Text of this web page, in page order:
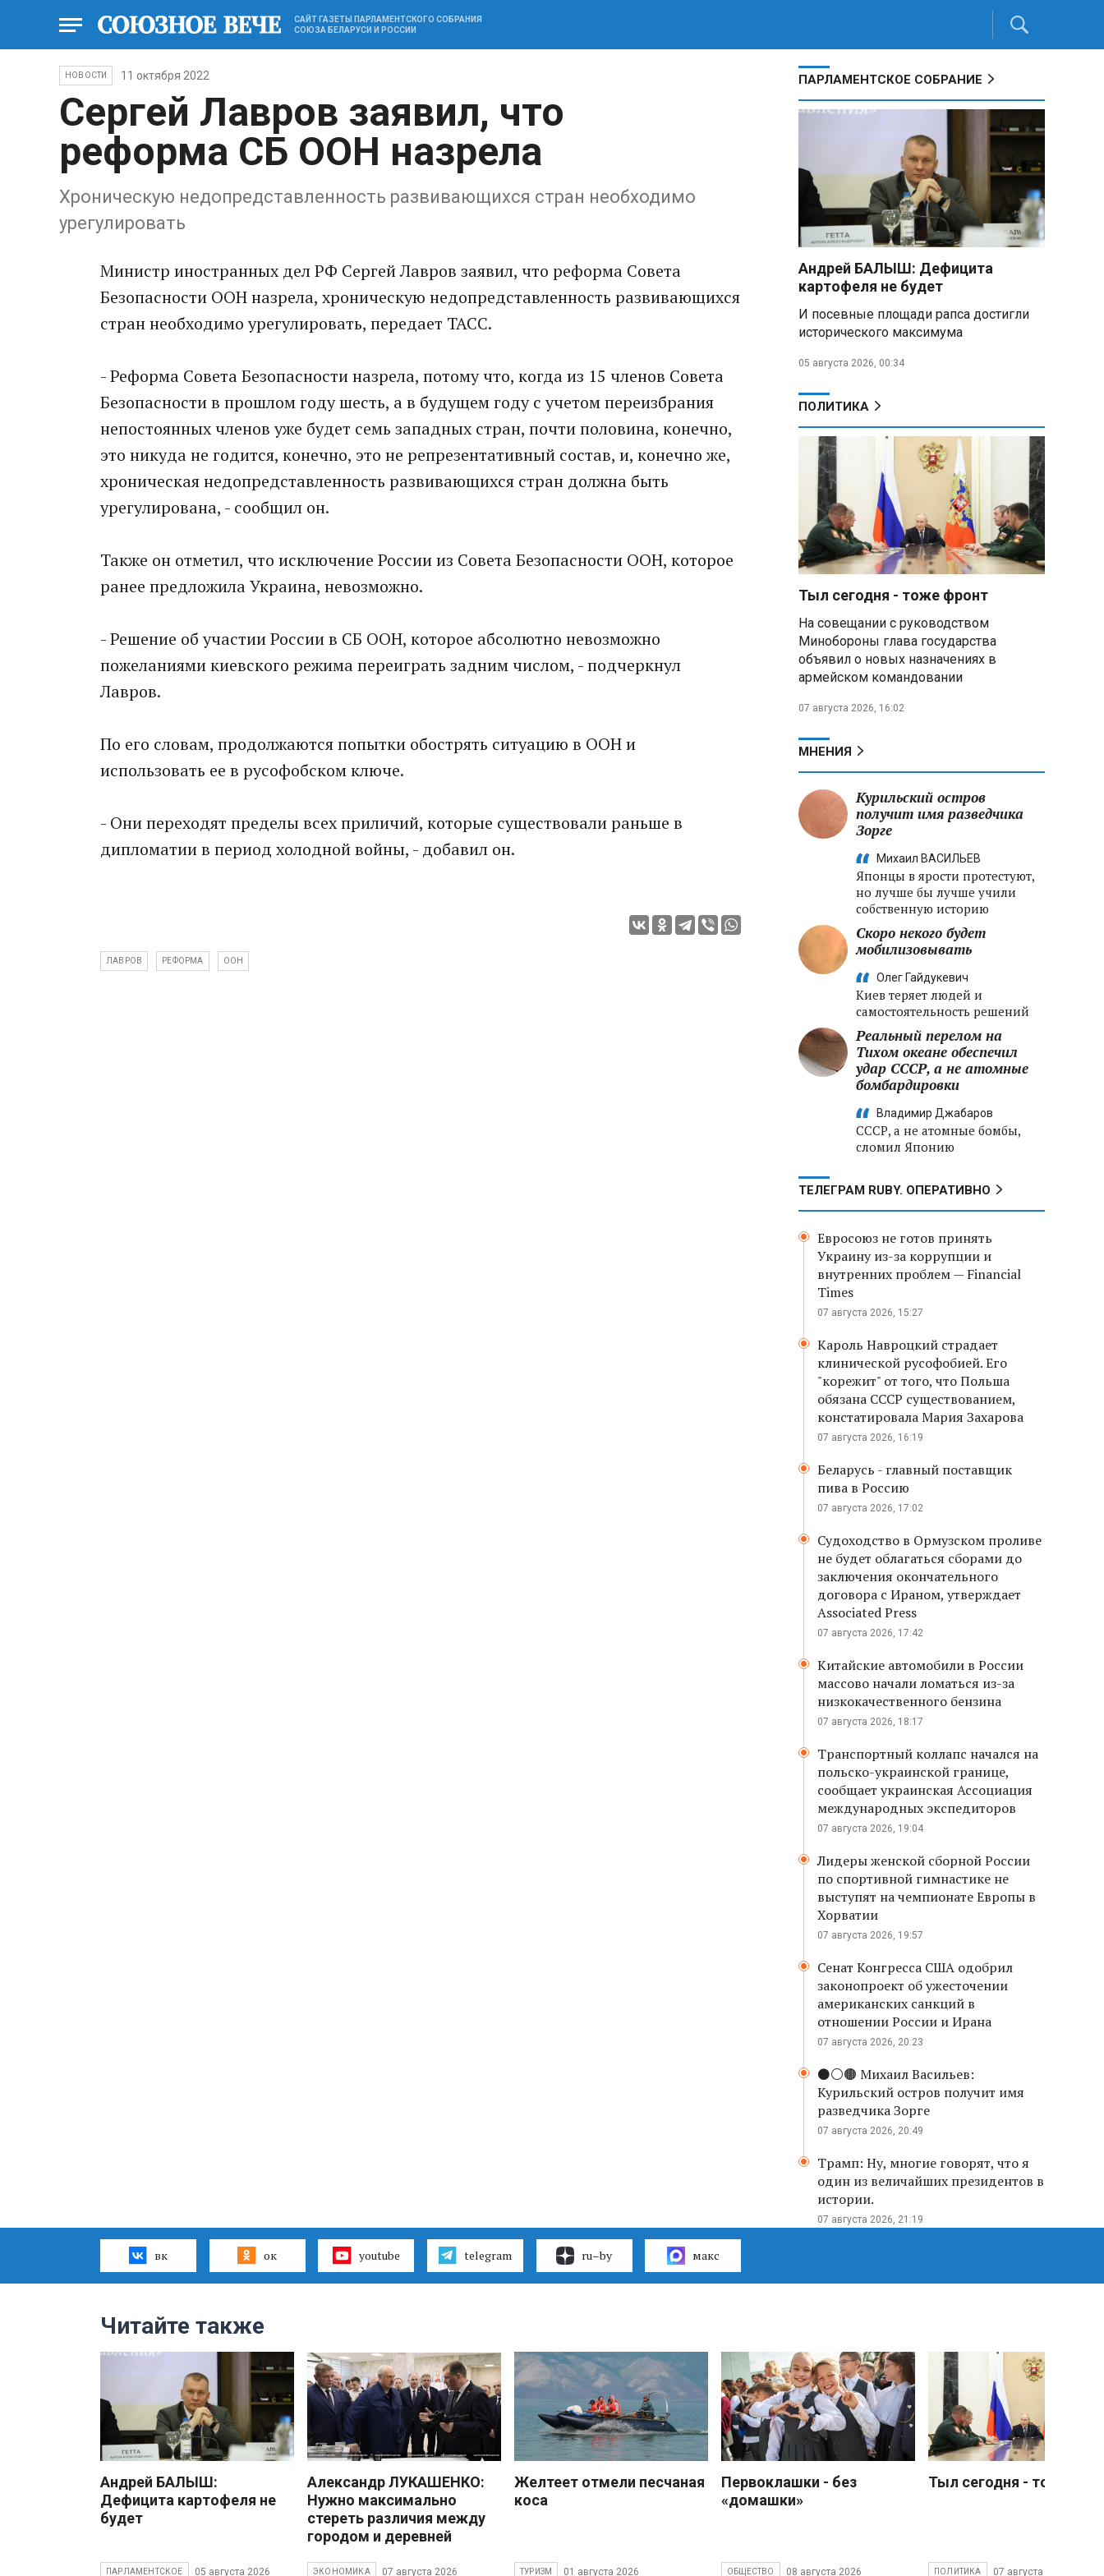
САЙТ ГАЗЕТЫ ПАРЛАМЕНТСКОГО СОБРАНИЯ
СОЮЗА БЕЛАРУСИ И РОССИИ
НОВОСТИ 11 октября 2022
Сергей Лавров заявил, что
реформа СБ ООН назрела
Хроническую недопредставленность развивающихся стран необходимо
урегулировать
Министр иностранных дел РФ Сергей Лавров заявил, что реформа Совета
Безопасности ООН назрела, хроническую недопредставленность развивающихся
стран необходимо урегулировать, передает ТАСС.
- Реформа Совета Безопасности назрела, потому что, когда из 15 членов Совета
Безопасности в прошлом году шесть, а в будущем году с учетом переизбрания
непостоянных членов уже будет семь западных стран, почти половина, конечно,
это никуда не годится, конечно, это не репрезентативный состав, и, конечно же,
хроническая недопредставленность развивающихся стран должна быть
урегулирована, - сообщил он.
Также он отметил, что исключение России из Совета Безопасности ООН, которое
ранее предложила Украина, невозможно.
- Решение об участии России в СБ ООН, которое абсолютно невозможно
пожеланиями киевского режима переиграть задним числом, - подчеркнул
Лавров.
По его словам, продолжаются попытки обострять ситуацию в ООН и
использовать ее в русофобском ключе.
- Они переходят пределы всех приличий, которые существовали раньше в
дипломатии в период холодной войны, - добавил он.
ЛАВРОВ РЕФОРМА ООН
ПАРЛАМЕНТСКОЕ СОБРАНИЕ
Андрей БАЛЫШ: Дефицита
картофеля не будет
И посевные площади рапса достигли
исторического максимума
05 августа 2026, 00:34
ПОЛИТИКА
Тыл сегодня - тоже фронт
На совещании с руководством
Минобороны глава государства
объявил о новых назначениях в
армейском командовании
07 августа 2026, 16:02
МНЕНИЯ
Курильский остров
получит имя разведчика
Зорге
Михаил ВАСИЛЬЕВ
Японцы в ярости протестуют,
но лучше бы лучше учили
собственную историю
Скоро некого будет
мобилизовывать
Олег Гайдукевич
Киев теряет людей и
самостоятельность решений
Реальный перелом на
Тихом океане обеспечил
удар СССР, а не атомные
бомбардировки
Владимир Джабаров
СССР, а не атомные бомбы,
сломил Японию
ТЕЛЕГРАМ RUBY. ОПЕРАТИВНО
Евросоюз не готов принять
Украину из-за коррупции и
внутренних проблем — Financial
Times
07 августа 2026, 15:27
Кароль Навроцкий страдает
клинической русофобией. Его
"корежит" от того, что Польша
обязана СССР существованием,
констатировала Мария Захарова
07 августа 2026, 16:19
Беларусь - главный поставщик
пива в Россию
07 августа 2026, 17:02
Судоходство в Ормузском проливе
не будет облагаться сборами до
заключения окончательного
договора с Ираном, утверждает
Associated Press
07 августа 2026, 17:42
Китайские автомобили в России
массово начали ломаться из-за
низкокачественного бензина
07 августа 2026, 18:17
Транспортный коллапс начался на
польско-украинской границе,
сообщает украинская Ассоциация
международных экспедиторов
07 августа 2026, 19:04
Лидеры женской сборной России
по спортивной гимнастике не
выступят на чемпионате Европы в
Хорватии
07 августа 2026, 19:57
Сенат Конгресса США одобрил
законопроект об ужесточении
американских санкций в
отношении России и Ирана
07 августа 2026, 20:23
⚫️⚪️🟤 Михаил Васильев:
Курильский остров получит имя
разведчика Зорге
07 августа 2026, 20:49
Трамп: Ну, многие говорят, что я
один из величайших президентов в
истории.
07 августа 2026, 21:19
вк ок youtube telegram ru–by макс
Читайте также
Андрей БАЛЫШ:
Дефицита картофеля не
будет
ПАРЛАМЕНТСКОЕ 05 августа 2026
Александр ЛУКАШЕНКО:
Нужно максимально
стереть различия между
городом и деревней
ЭКОНОМИКА 07 августа 2026
Желтеет отмели песчаная
коса
ТУРИЗМ 01 августа 2026
Первоклашки - без
«домашки»
ОБЩЕСТВО 08 августа 2026
Тыл сегодня - тоже
ПОЛИТИКА 07 августа 2026